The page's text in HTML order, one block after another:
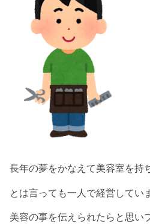
長年の夢をかなえて美容室を持
とは言っても一人で経営してい
美容の事を伝えられたらと思い